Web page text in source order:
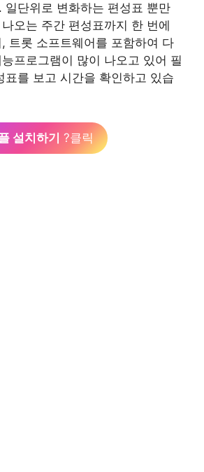
일단위로 변화하는 편성표 뿐만
오는 주간 편성표까지 한 번에
트롯 소프트웨어를 포함하여 다
프로그램이 많이 나오고 있어 필
표를 보고 시간을 확인하고 있습
설치하기 ?클릭